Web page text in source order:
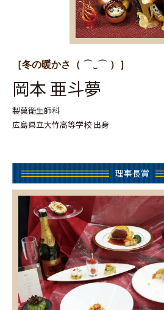
［冬の暖かさ（ ⌒‿⌒ ）］
岡本 亜斗夢
製菓衛生師科
広島県立大竹高等学校 出身
理事長賞